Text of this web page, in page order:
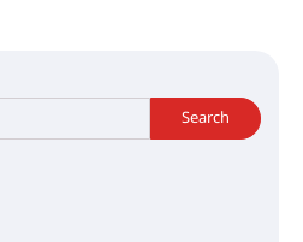
Search